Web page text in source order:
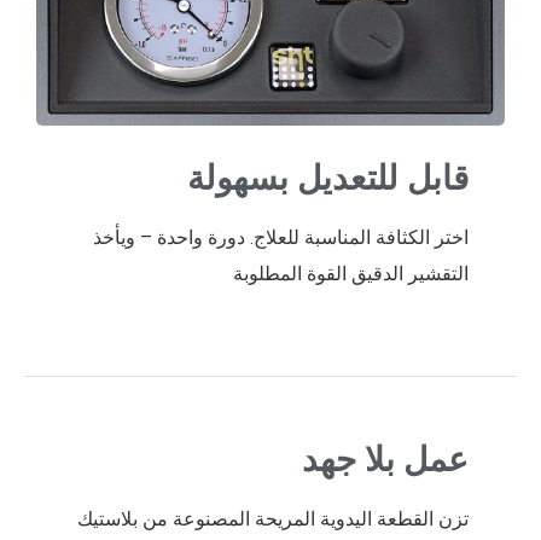
قابل للتعديل بسهولة
اختر الكثافة المناسبة للعلاج. دورة واحدة – ويأخذ
التقشير الدقيق القوة المطلوبة
عمل بلا جهد
تزن القطعة اليدوية المريحة المصنوعة من بلاستيك